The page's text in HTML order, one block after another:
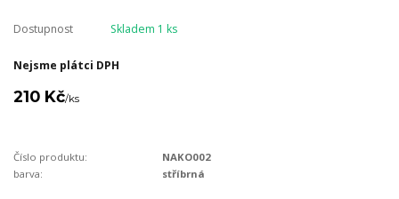
Dostupnost Skladem 1 ks
Nejsme plátci DPH
210 Kč/ks
Číslo produktu:
NAKO002
barva:
stříbrná